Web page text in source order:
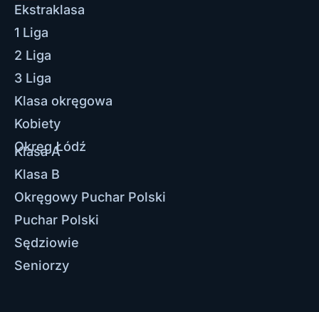
Ekstraklasa
1 Liga
2 Liga
3 Liga
Klasa okręgowa
Kobiety
Okręg Łódź
Klasa A
Klasa B
Okręgowy Puchar Polski
Puchar Polski
Sędziowie
Seniorzy